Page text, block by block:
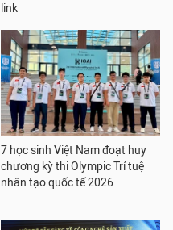
link
7 học sinh Việt Nam đoạt huy
chương kỳ thi Olympic Trí tuệ
nhân tạo quốc tế 2026